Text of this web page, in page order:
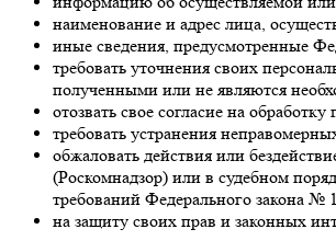
наименование и адрес лица,
иные сведения, предусмотренные
требовать уточнения своих
полученными или не являются
отозвать свое согласие на
требовать устранения
обжаловать действия или
(Роскомнадзор) или в судебном
требований Федерального закона
на защиту своих прав и законных